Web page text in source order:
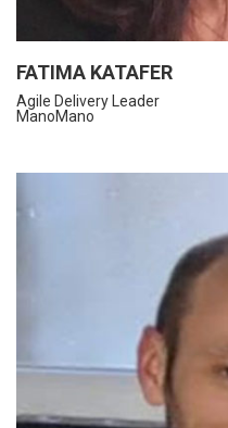
FATIMA KATAFER
Agile Delivery Leader
ManoMano